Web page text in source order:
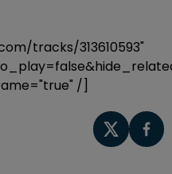
tracks/313610593"
/]